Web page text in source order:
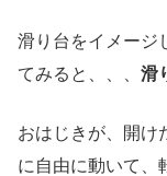
滑り台をイメージ
てみると、、、 滑
おはじきが、開け
に自由に動いて、